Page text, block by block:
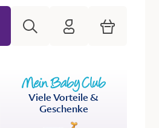
HiPP Mein Babyclub
Warenkorb
Viele Vorteile &
Geschenke